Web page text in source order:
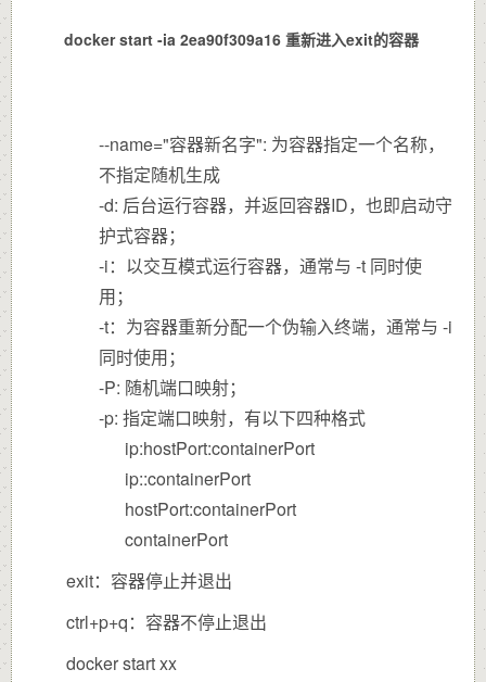
docker start -ia 2ea90f309a16 重新进入exit的容器
--name="容器新名字": 为容器指定一个名称，
不指定随机生成
-d: 后台运行容器，并返回容器ID，也即启动守
护式容器；
-i：以交互模式运行容器，通常与 -t 同时使
用；
-t：为容器重新分配一个伪输入终端，通常与 -i
同时使用；
-P: 随机端口映射；
-p: 指定端口映射，有以下四种格式
ip:hostPort:containerPort
ip::containerPort
hostPort:containerPort
containerPort
exit：容器停止并退出
ctrl+p+q：容器不停止退出
docker start xx